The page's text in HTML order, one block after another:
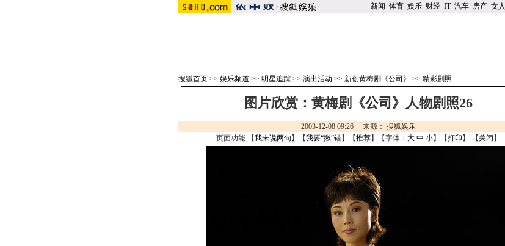
新闻-体育-娱乐-财经-IT-汽车-房产-女人
搜狐首页 >> 娱乐频道 >> 明星追踪 >> 演出活动 >> 新创黄梅剧《公司》 >> 精彩剧照
图片欣赏：黄梅剧《公司》人物剧照26
2003-12-08 09:26 来源： 搜狐娱乐
页面功能 【我来说两句 】【我要“揪”错】【推荐】【字体： 大 中 小】【打印 】 【 关闭 】